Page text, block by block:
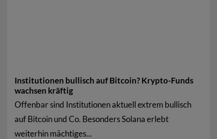
Institutionen bullisch auf Bitcoin? Krypto-Funds
wachsen kräftig
Offenbar sind Institutionen aktuell extrem bullisch
auf Bitcoin und Co. Besonders Solana erlebt
weiterhin mächtiges...